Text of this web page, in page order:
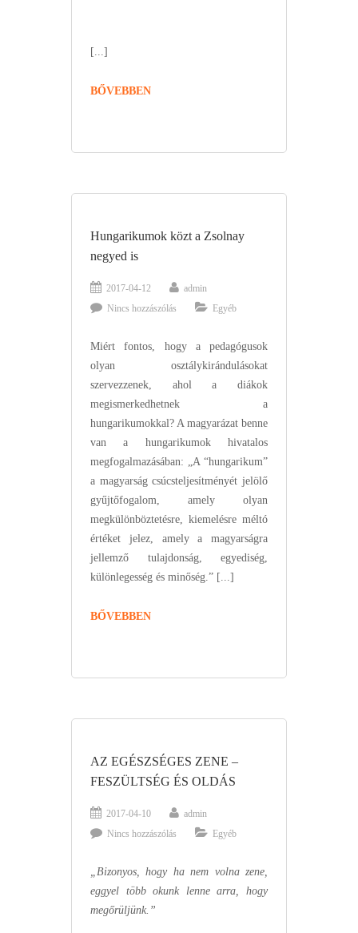
[...]
BŐVEBBEN
Hungarikumok közt a Zsolnay
negyed is
2017-04-12
admin
Nincs hozzászólás
Egyéb
Miért fontos, hogy a pedagógusok
olyan osztálykirándulásokat
szervezzenek, ahol a diákok
megismerkedhetnek a
hungarikumokkal? A magyarázat benne
van a hungarikumok hivatalos
megfogalmazásában: „A “hungarikum”
a magyarság csúcsteljesítményét jelölő
gyűjtőfogalom, amely olyan
megkülönböztetésre, kiemelésre méltó
értéket jelez, amely a magyarságra
jellemző tulajdonság, egyediség,
különlegesség és minőség.” [...]
BŐVEBBEN
AZ EGÉSZSÉGES ZENE –
FESZÜLTSÉG ÉS OLDÁS
2017-04-10
admin
Nincs hozzászólás
Egyéb
„Bizonyos, hogy ha nem volna zene,
eggyel több okunk lenne arra, hogy
megőrüljünk.”